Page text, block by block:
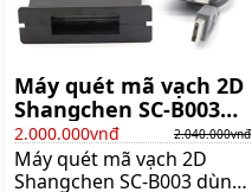
Máy quét mã vạch 2D
Shangchen SC-B003
(dành cho sản xuất)
2.000.000vnđ 2.040.000vnđ
Máy quét mã vạch 2D
Shangchen SC-B003 dùng